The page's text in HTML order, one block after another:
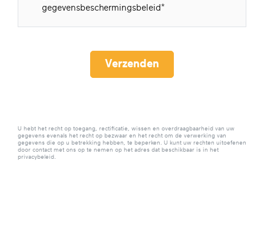
gegevensbeschermingsbeleid
Verzenden
U hebt het recht op toegang, rectificatie, wissen en overdraagbaarheid van uw
gegevens evenals het recht op bezwaar en het recht om de verwerking van
gegevens die op u betrekking hebben, te beperken. U kunt uw rechten uitoefenen
door contact met ons op te nemen op het adres dat beschikbaar is in het
privacybeleid.